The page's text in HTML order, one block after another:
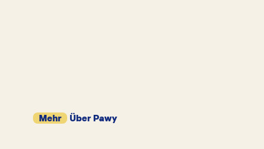
Mehr Über Pawy